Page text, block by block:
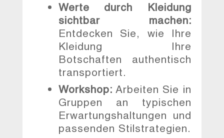
Werte durch Kleidung
sichtbar machen:
Entdecken Sie, wie Ihre
Kleidung Ihre
Botschaften authentisch
transportiert.
Workshop: Arbeiten Sie in
Gruppen an typischen
Erwartungshaltungen und
passenden Stilstrategien.